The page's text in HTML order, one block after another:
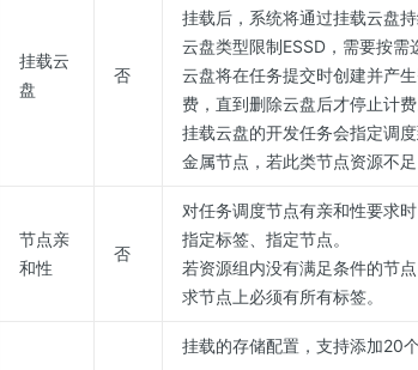
挂载云
盘
否
挂载后，系统将通过挂载云盘
云盘类型限制ESSD，需要按需
云盘将在任务提交时创建并产
费，直到删除云盘后才停止计费
挂载云盘的开发任务会指定调
金属节点，若此类节点资源不足
节点亲
和性
否
对任务调度节点有亲和性要求
指定标签、指定节点。
若资源组内没有满足条件的节
求节点上必须有所有标签。
挂载的存储配置，支持添加20